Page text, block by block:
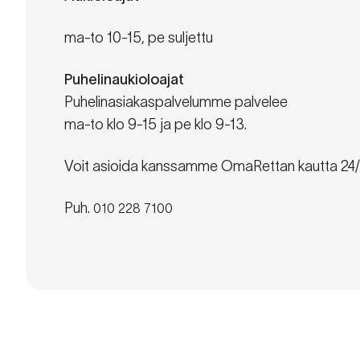
ma-to 10-15, pe suljettu
Puhelinaukioloajat
Puhelinasiakaspalvelumme palvelee
ma-to klo 9-15 ja pe klo 9-13.
Voit asioida kanssamme OmaRettan kautta 24/
Puh. 010 228 7100